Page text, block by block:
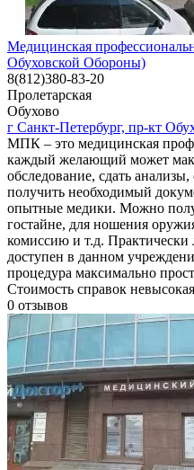
Медицинская
Обуховской Обороны)
8(812)380-83-20
Пролетарская
Обухово
г Санкт-Петербург, пр-кт
МПК – это медицинская
каждый желающий может
обследование, сдать
получить необходимый
опытные медики. Можно
гостайне, для ношения
комиссию и т.д.
доступен в данном
процедура максимально
Стоимость справок
0 отзывов